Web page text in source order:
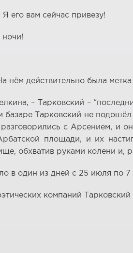
его вам сейчас привезу!
ночи!
нём действительно была метка
– Тарковский –
базаре Тарковский не
с Арсением, и
площади, и их
обхватив руками колени и,
один из дней с 25 июля по 7
компаний